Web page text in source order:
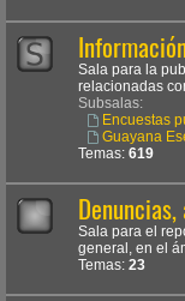
Sala para la
relacionadas
Subsalas:
Encuestas
Guayana
Temas: 619
Sala para el
general, en el
Temas: 23